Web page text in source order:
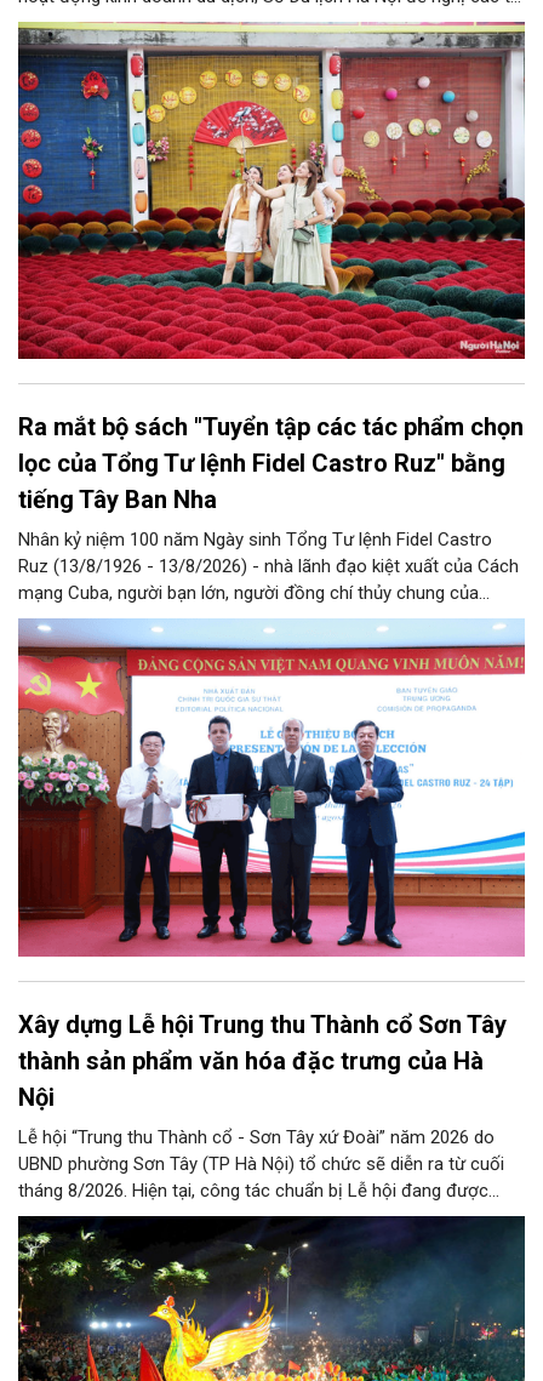
chức, đơn vị, doanh nghiệp kinh doanh dịch vụ lữ hành trên địa
bàn thành phố thực hiện một số nội dung quan trọng. Qua đó
góp phần thực hiện thắng lợi các mục tiêu phát triển du lịch Hà
Nội năm 2026 và giai đoạn tiếp theo.
Ra mắt bộ sách "Tuyển tập các tác phẩm chọn
lọc của Tổng Tư lệnh Fidel Castro Ruz" bằng
tiếng Tây Ban Nha
Nhân kỷ niệm 100 năm Ngày sinh Tổng Tư lệnh Fidel Castro
Ruz (13/8/1926 - 13/8/2026) - nhà lãnh đạo kiệt xuất của Cách
mạng Cuba, người bạn lớn, người đồng chí thủy chung của
Đảng, Nhà nước và nhân dân Việt Nam, chiều 5/8, tại Hà Nội,
Nhà xuất bản Chính trị quốc gia Sự thật phối hợp với Ban Tuyên
giáo Trung ương tổ chức Lễ giới thiệu bộ sách “Tuyển tập các
tác phẩm chọn lọc của Tổng Tư lệnh Fidel Castro Ruz” gồm 24
tập bằng tiếng Tây Ban Nha.
Xây dựng Lễ hội Trung thu Thành cổ Sơn Tây
thành sản phẩm văn hóa đặc trưng của Hà
Nội
Lễ hội “Trung thu Thành cổ - Sơn Tây xứ Đoài” năm 2026 do
UBND phường Sơn Tây (TP Hà Nội) tổ chức sẽ diễn ra từ cuối
tháng 8/2026. Hiện tại, công tác chuẩn bị Lễ hội đang được
chính quyền phường Sơn Tây cùng các phòng, ban, ngành, đơn
vị và 25 tổ dân phố khẩn trương triển khai, tạo khí thế sôi nổi,
sẵn sàng mang đến cho Nhân dân và du khách một mùa Trung
thu quy mô, đặc sắc và giàu bản sắc văn hóa xứ Đoài.